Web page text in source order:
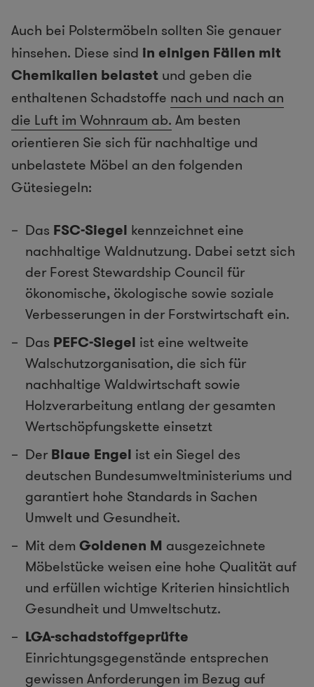
Auch bei Polstermöbeln sollten Sie genauer
hinsehen. Diese sind in einigen Fällen mit
Chemikalien belastet und geben die
enthaltenen Schadstoffe nach und nach an
die Luft im Wohnraum ab. Am besten
orientieren Sie sich für nachhaltige und
unbelastete Möbel an den folgenden
Gütesiegeln:
Das FSC-Siegel kennzeichnet eine
nachhaltige Waldnutzung. Dabei setzt sich
der Forest Stewardship Council für
ökonomische, ökologische sowie soziale
Verbesserungen in der Forstwirtschaft ein.
Das PEFC-Siegel ist eine weltweite
Walschutzorganisation, die sich für
nachhaltige Waldwirtschaft sowie
Holzverarbeitung entlang der gesamten
Wertschöpfungskette einsetzt
Der Blaue Engel ist ein Siegel des
deutschen Bundesumweltministeriums und
garantiert hohe Standards in Sachen
Umwelt und Gesundheit.
Mit dem Goldenen M ausgezeichnete
Möbelstücke weisen eine hohe Qualität auf
und erfüllen wichtige Kriterien hinsichtlich
Gesundheit und Umweltschutz.
LGA-schadstoffgeprüfte
Einrichtungsgegenstände entsprechen
gewissen Anforderungen im Bezug auf